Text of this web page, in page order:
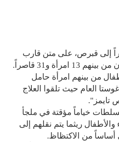
وصل 97 مهاجراً إلى قبرص، على متن قارب
و31 قاصراً.
من بينهم امرأة حامل
العام حيث تلقوا العلاج
تايمز".
خياماً مؤقتة في ملجأ
والأطفال ريثما يتم نقلهم إلى
أساساً من الاكتظاظ.